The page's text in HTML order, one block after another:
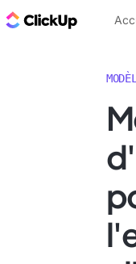
ClickUp